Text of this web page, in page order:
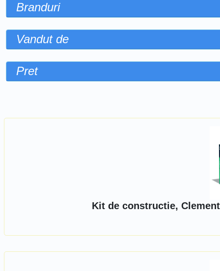
Branduri
Vandut de
Pret
Kit de constructie,